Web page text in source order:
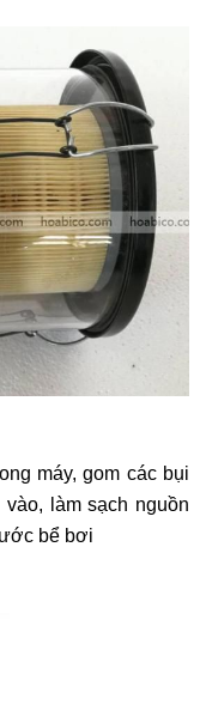
máy, gom các bụi
làm sạch nguồn
bể bơi